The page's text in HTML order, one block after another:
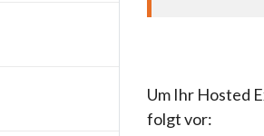
Um Ihr Hosted
folgt vor: